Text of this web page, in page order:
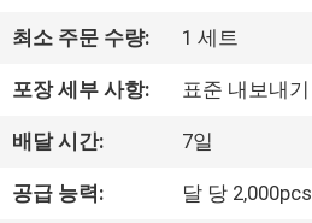
우
리
에
대
최소 주문 수량: 1 세트
포장 세부 사항: 표준 내보내기
배달 시간: 7일
공급 능력: 달 당 2,000pcs